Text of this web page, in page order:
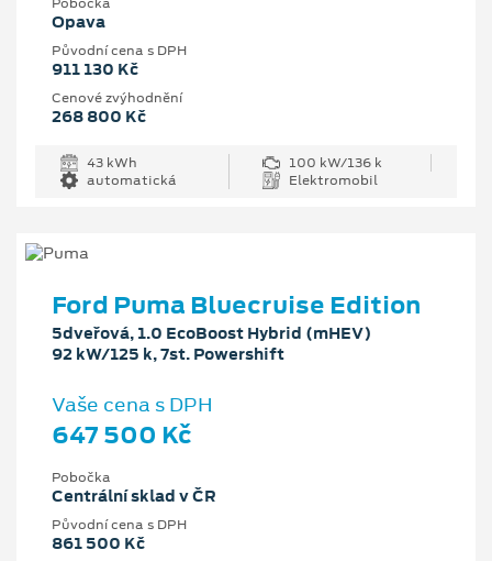
Opava
Původní cena s DPH
911 130 Kč
Cenové zvýhodnění
268 800 Kč
43 kWh
100 kW/136 k
automatická
Elektromobil
Ford Puma Bluecruise Edition
5dveřová, 1.0 EcoBoost Hybrid (mHEV)
92 kW/125 k, 7st. Powershift
Vaše cena s DPH
647 500 Kč
Pobočka
Centrální sklad v ČR
Původní cena s DPH
861 500 Kč